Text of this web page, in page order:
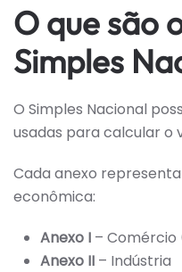
O que são
Simples
O Simples Nacional
usadas para calcular o
Cada anexo
econômica:
Anexo I –
Anexo II – Indústria